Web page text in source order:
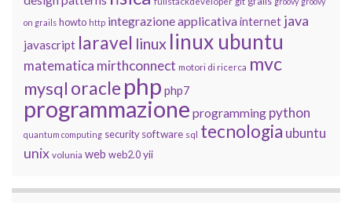
on grails howto http integrazione applicativainternet java
javascript laravel linux linux ubuntu
matematica mirthconnect motori di ricerca mvc
mysql oracle php php7
programmazione programming python
quantum computing security software sql tecnologia ubuntu
unix volunia web web2.0 yii